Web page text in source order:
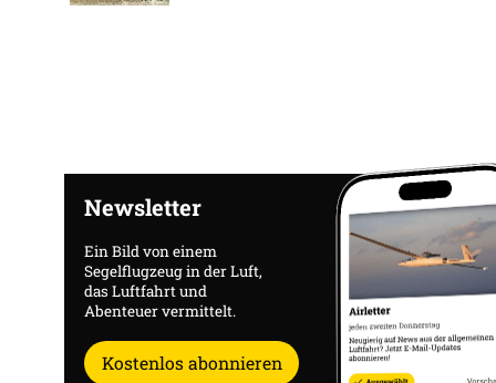
Newsletter
Ein Bild von einem
Segelflugzeug in der Luft,
das Luftfahrt und
Abenteuer vermittelt.
Kostenlos abonnieren